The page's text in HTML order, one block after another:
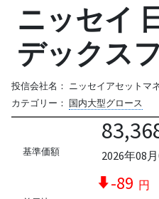
ニッセイ
デックス
投信会社名： ニッセイアセットマ
カテゴリー： 国内大型グロース
基準価額
2026年08
-89 円